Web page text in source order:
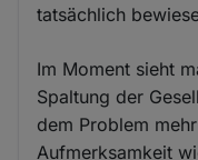
tatsächlich
Im Moment sieht
Spaltung der
dem Problem
Aufmerksamkeit